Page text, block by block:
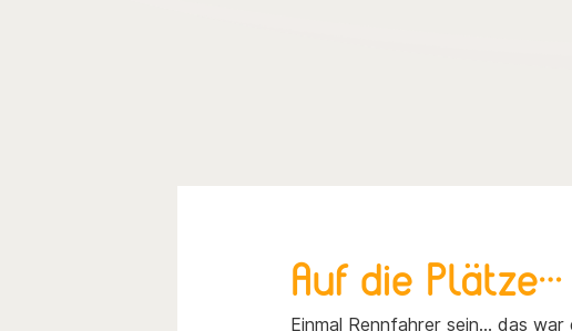
Auf die
Einmal Rennfahrer sein… das